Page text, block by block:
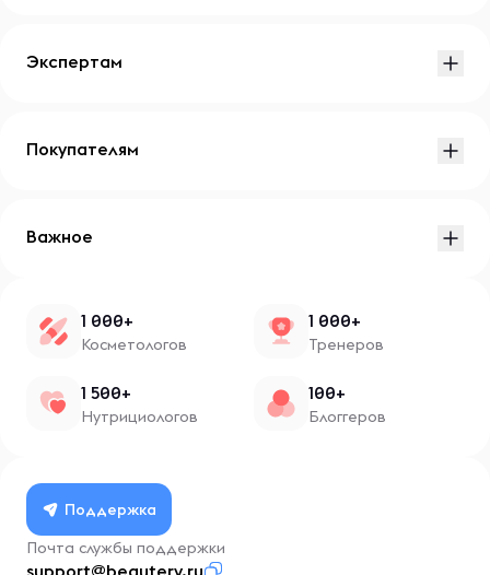
Экспертам
Покупателям
Важное
1 000+
Косметологов
1 000+
Тренеров
1 500+
Нутрициологов
100+
Блоггеров
Поддержка
Почта службы поддержки
support@beautery.ru